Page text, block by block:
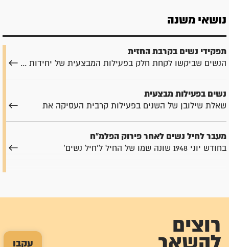
עקבו
נושאי משנה
תפקידי נשים בקרבת החזית
הנשים שביקשו לקחת חלק בפעילות המבצעית של יחידות ...
נשים בפעילות מבצעית
שאלת שילובן של השנים בפעילות קרבית העסיקה את
מעבר לחיל נשים לאחר פירוק הפלמ"ח
בחודש יוני 1948 שונה שמו של החיל ל'חיל נשים'
רוצים